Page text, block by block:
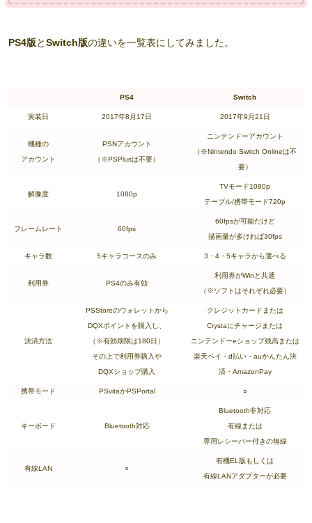
PS4版とSwitch版の違いを一覧表にしてみました。
PS4 Switch
実装日 2017年8月17日 2017年9月21日
機種の
アカウント
PSNアカウント
（※PSPlusは不要）
ニンテンドーアカウント
（※Nintendo Switch Onlineは不
要）
解像度 1080p
TVモード1080p
テーブル/携帯モード720p
フレームレート 60fps
60fpsが可能だけど
描画量が多ければ30fps
キャラ数 5キャラコースのみ 3・4・5キャラから選べる
利用券 PS4のみ有効
利用券がWinと共通
（※ソフトはそれぞれ必要）
決済方法
PSStoreのウォレットから
DQXポイントを購入し、
（※有効期限は180日）
その上で利用券購入や
DQXショップ購入
クレジットカードまたは
Crystaにチャージまたは
ニンテンドーeショップ残高または
楽天ペイ・d払い・auかんたん決
済・AmazonPay
携帯モード PSvitaかPSPortal ○
キーボード Bluetooth対応
Bluetooth非対応
有線または
専用レシーバー付きの無線
有線LAN ○
有機EL版もしくは
有線LANアダプターが必要